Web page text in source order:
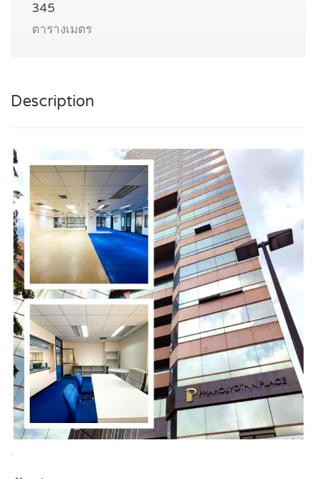
345
ตารางเมตร
Description
.